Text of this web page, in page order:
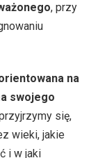
, przy
na
swojego
się,
wieki, jakie
i w jaki